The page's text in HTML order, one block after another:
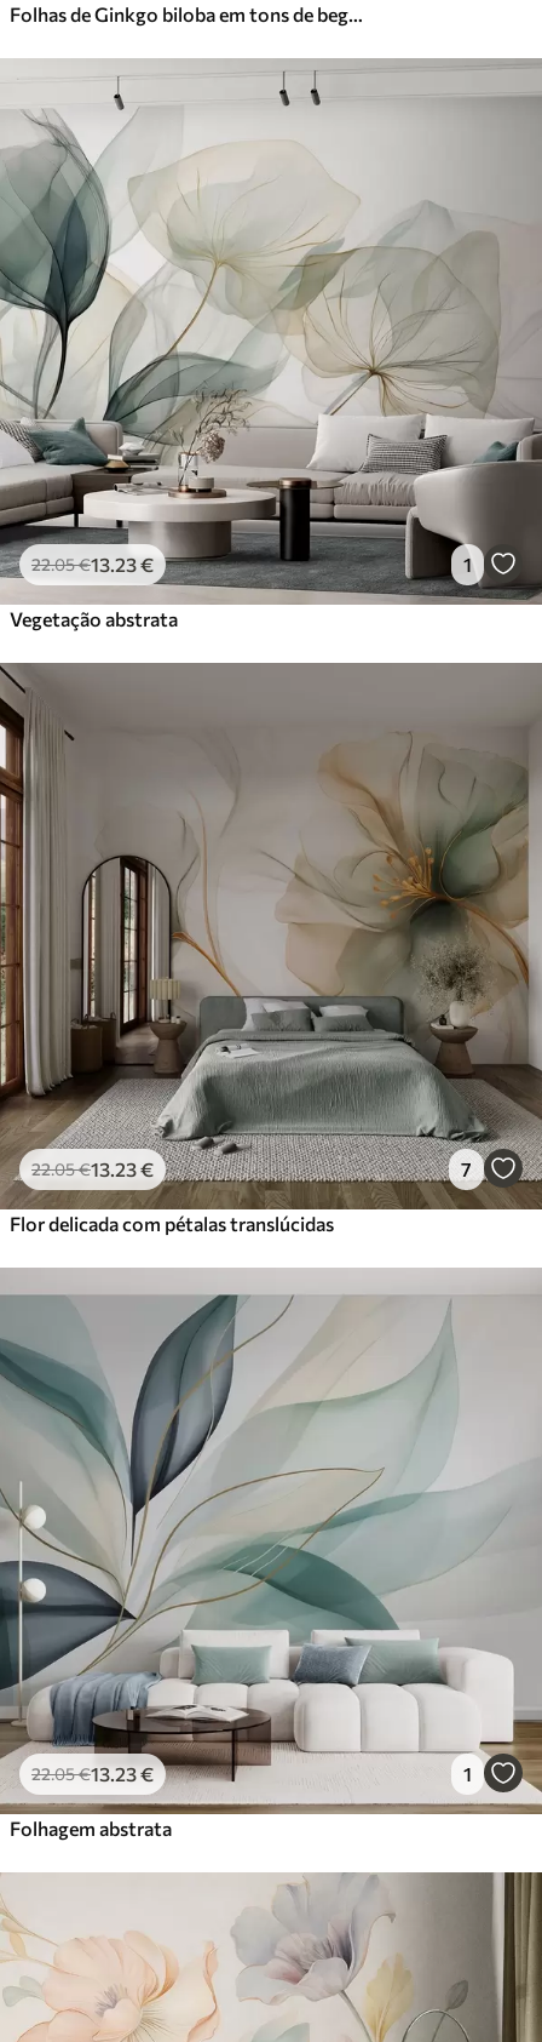
22.05€13 .23€ 1
Vegetação abstrata
22.05€13 .23€ 7
Flor delicada com pétalas translúcidas
22.05€13 .23€ 1
Folhagem abstrata